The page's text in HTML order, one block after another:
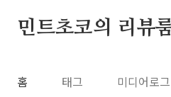
민트초코의 리뷰
홈 태그 미디어로그